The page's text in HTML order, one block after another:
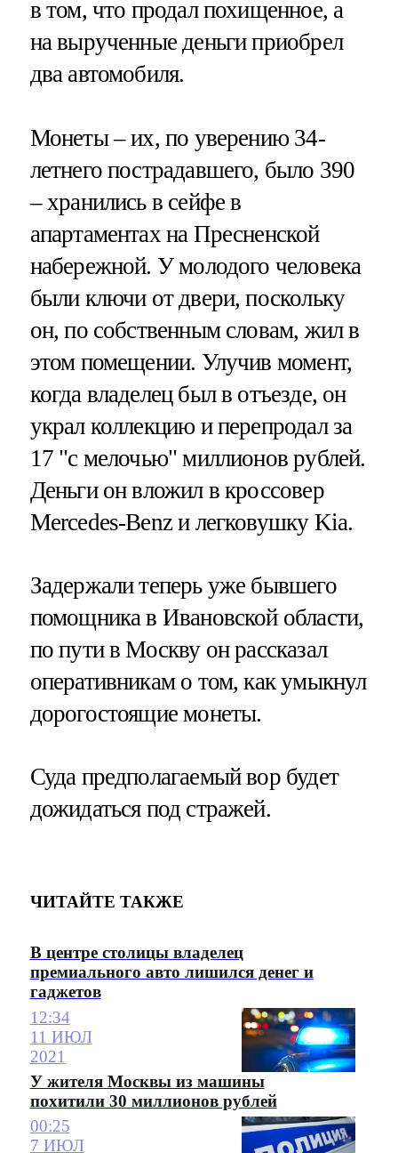
в том, что продал похищенное, а
на вырученные деньги приобрел
два автомобиля.
Монеты – их, по уверению 34-
летнего пострадавшего, было 390
– хранились в сейфе в
апартаментах на Пресненской
набережной. У молодого человека
были ключи от двери, поскольку
он, по собственным словам, жил в
этом помещении. Улучив момент,
когда владелец был в отъезде, он
украл коллекцию и перепродал за
17 "с мелочью" миллионов рублей.
Деньги он вложил в кроссовер
Mercedes-Benz и легковушку Kia.
Задержали теперь уже бывшего
помощника в Ивановской области,
по пути в Москву он рассказал
оперативникам о том, как умыкнул
дорогостоящие монеты.
Суда предполагаемый вор будет
дожидаться под стражей.
ЧИТАЙТЕ ТАКЖЕ
В центре столицы владелец
премиального авто лишился денег и
гаджетов
12:34
11 ИЮЛ
2021
У жителя Москвы из машины
похитили 30 миллионов рублей
00:25
7 ИЮЛ